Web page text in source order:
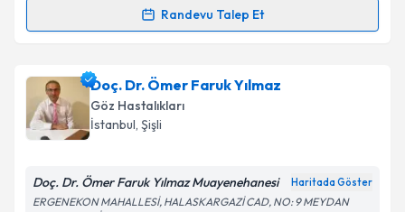
Randevu Talep Et
Randevu Takvimi Talebi
Prof. Dr. Sıtkı Samet Ermişiçin randevu takvimi
talebi oluşturun. Size bu uzmandan randevu almanız
için bir takvim hazırlandığında e-posta ile
bilgilendireceğiz.
E-posta Adresiniz
Doç. Dr. Ömer Faruk Yılmaz
Göz Hastalıkları
İstanbul, Şişli
Doç. Dr. Ömer Faruk Yılmaz Muayenehanesi Haritada Göster
ERGENEKON MAHALLESİ, HALASKARGAZİ CAD, NO: 9 MEYDAN